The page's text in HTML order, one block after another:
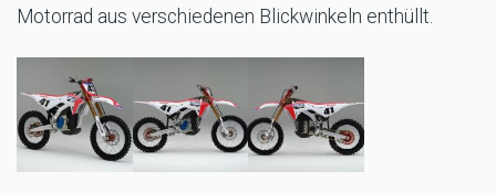
Motorrad aus verschiedenen Blickwinkeln enthüllt.